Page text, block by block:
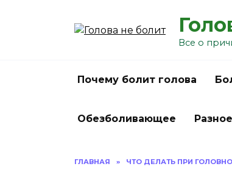
Все о
Почему болит голова
Обезболивающее Разное
ГЛАВНАЯ » ЧТО ДЕЛАТЬ ПРИ